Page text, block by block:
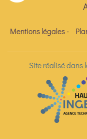
Mentions légales -
Site réalisé dans